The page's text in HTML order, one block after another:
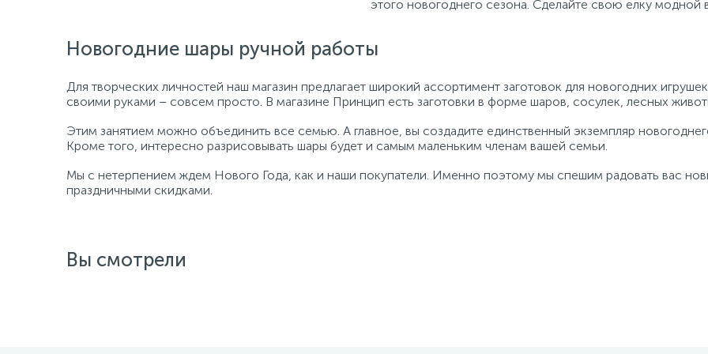
этого новогоднего сезона. Сделайте свою елку модной
Новогодние шары ручной работы
Для творческих личностей наш магазин предлагает широкий ассортимент заготовок для новогодних
своими руками – совсем просто. В магазине Принцип есть заготовки в форме шаров, сосулек, лесных
Этим занятием можно объединить все семью. А главное, вы создадите единственный экземпляр
Кроме того, интересно разрисовывать шары будет и самым маленьким членам вашей семьи.
Мы с нетерпением ждем Нового Года, как и наши покупатели. Именно поэтому мы спешим радовать вас
праздничными скидками.
Вы смотрели